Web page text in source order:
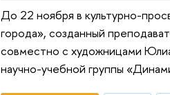
До 22 ноября в культурно-
города», созданный
совместно с художницами
научно-учебной группы